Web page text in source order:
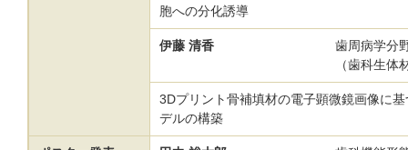
胞への分化誘導
伊藤 清香
歯周病学分
（歯科生体
3Dプリント骨補填材の電子顕微鏡画像に
デルの構築